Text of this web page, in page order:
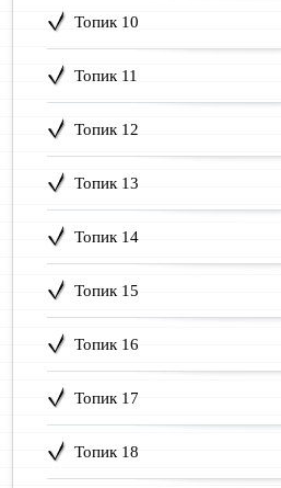
Топик 10
Топик 11
Топик 12
Топик 13
Топик 14
Топик 15
Топик 16
Топик 17
Топик 18